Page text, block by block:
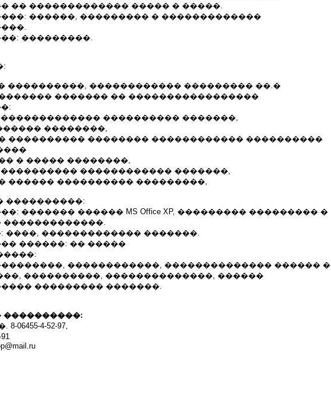
�� ������������� ����� � �����.
������, ��������� � �������������
���������.
�� ����������, ������������ ��������� ��.�
������� �� �����������������
���������� �������,
��������,
���������� �������� ������������ ����������
� ����� ��������,
������������ �������,
������ ���������� ���������,
����������:
������� ������ MS Office XP, ��������� ��������� �
�������������.
����, ������������� �������.
������: �� �����
������������, �������������� ������ �
����������, ��������������, ������
��������� �������.
����������:
4-52-97,